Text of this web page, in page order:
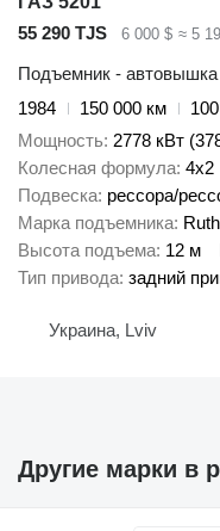
55 290 TJS
6 000 $ ≈ 5
Подъемник - автовышка
1984
150 000 км
Мощность 2778 кВт
Колесная формула 4x2
Подвеска рессора/
Марка подъемника
Высота подъема 12 м
Тип привода задний
Украина, Lviv
Другие марки в